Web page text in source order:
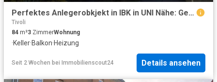
Perfektes Anlegerobkjekt in IBK in UNI Nähe: Geräumige, zentral gelegene 3 Zimmer Wohnung mit Loggia, Keller und 1 AAP FL!
Tivoli
84 m²3 ZimmerWohnung
·Keller·Balkon·Heizung
Seit 2 Wochen bei Immobilienscout24 Details ansehen